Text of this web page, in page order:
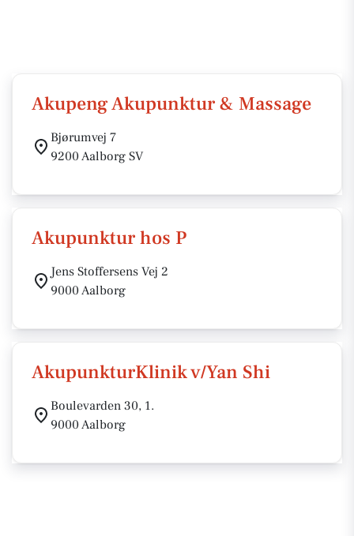
Akupeng Akupunktur & Massage
Bjørumvej 7
9200 Aalborg SV
Akupunktur hos P
Jens Stoffersens Vej 2
9000 Aalborg
AkupunkturKlinik v/Yan Shi
Boulevarden 30, 1.
9000 Aalborg